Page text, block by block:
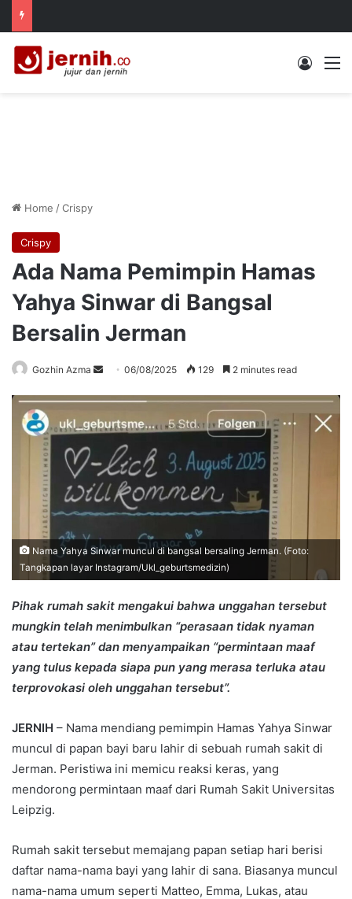
Log In
Home /Crispy
Crispy
Ada Nama Pemimpin Hamas
Yahya Sinwar di Bangsal
Bersalin Jerman
Gozhin Azma
Send06/08/2025 129 2 minutes read
Nama Yahya Sinwar muncul di bangsal bersaling Jerman. (Foto:
Tangkapan layar Instagram/Ukl_geburtsmedizin)
Pihak rumah sakit mengakui bahwa unggahan tersebut
mungkin telah menimbulkan “perasaan tidak nyaman
atau tertekan” dan menyampaikan “permintaan maaf
yang tulus kepada siapa pun yang merasa terluka atau
terprovokasi oleh unggahan tersebut”.
JERNIH – Nama mendiang pemimpin Hamas Yahya Sinwar
muncul di papan bayi baru lahir di sebuah rumah sakit di
Jerman. Peristiwa ini memicu reaksi keras, yang
mendorong permintaan maaf dari Rumah Sakit Universitas
Leipzig.
Rumah sakit tersebut memajang papan setiap hari berisi
daftar nama-nama bayi yang lahir di sana. Biasanya muncul
nama-nama umum seperti Matteo, Emma, Lukas, atau